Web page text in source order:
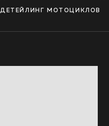
ДЕТЕЙЛИНГ МОТОЦИКЛОВ